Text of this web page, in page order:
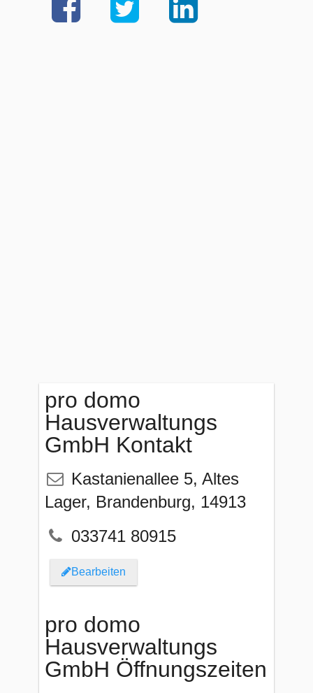
pro domo
Hausverwaltungs
GmbH Kontakt
Kastanienallee 5, Altes
Lager, Brandenburg, 14913
033741 80915
Bearbeiten
pro domo
Hausverwaltungs
GmbH Öffnungszeiten